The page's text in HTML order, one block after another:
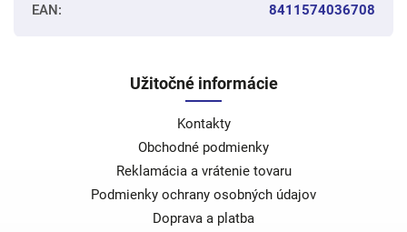
EAN: 8411574036708
Užitočné informácie
Kontakty
Obchodné podmienky
Reklamácia a vrátenie tovaru
Podmienky ochrany osobných údajov
Doprava a platba